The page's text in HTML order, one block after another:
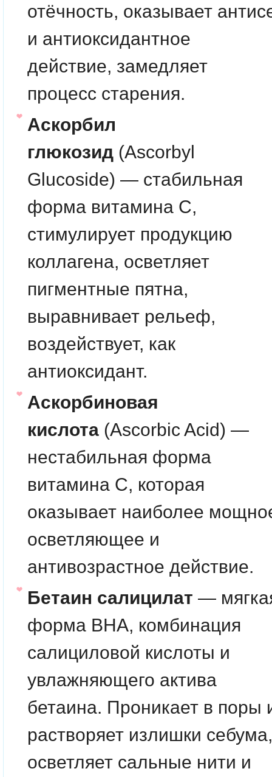
отёчность, оказывает
и антиоксидантное
действие, замедляет
процесс старения.
Аскорбил
глюкозид (Ascorbyl
Glucoside) — стабильная
форма витамина С,
стимулирует продукцию
коллагена, осветляет
пигментные пятна,
выравнивает рельеф,
воздействует, как
антиоксидант.
Аскорбиновая
кислота (Ascorbic Acid) —
нестабильная форма
витамина C, которая
оказывает наиболее
осветляющее и
антивозрастное действие.
Бетаин салицилат —
форма BHA, комбинация
салициловой кислоты и
увлажняющего актива
бетаина. Проникает в поры
растворяет излишки себума,
осветляет сальные нити и